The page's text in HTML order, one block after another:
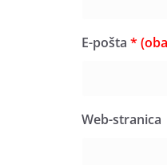
E-pošta *
Web-stranica